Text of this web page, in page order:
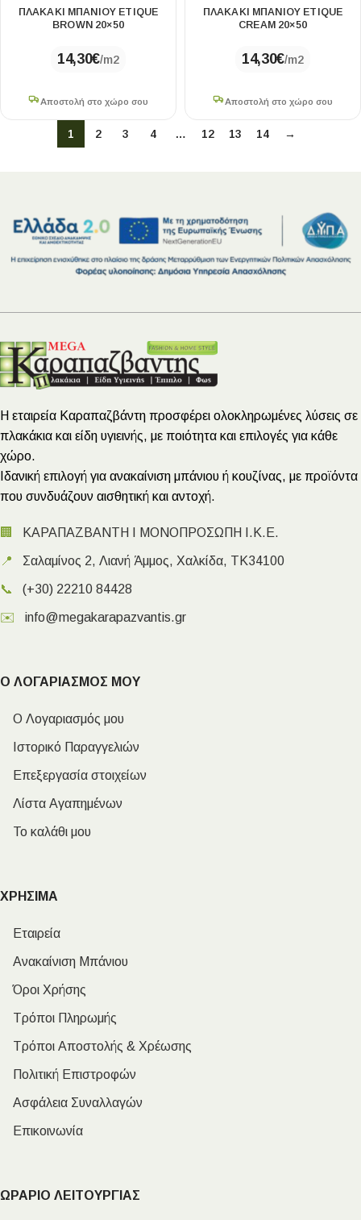
ΠΛΑΚΑΚΙ ΜΠΑΝΙΟΥ ETIQUE
BROWN 20×50
14,30€/m2
Αποστολή στο χώρο σου
ΠΛΑΚΑΚΙ ΜΠΑΝΙΟΥ ETIQUE
CREAM 20×50
14,30€/m2
Αποστολή στο χώρο σου
1 2 3 4 … 12 13 14 →
Η εταιρεία Καραπαζβάντη προσφέρει ολοκληρωμένες λύσεις σε
πλακάκια και είδη υγιεινής, με ποιότητα και επιλογές για κάθε
χώρο.
Ιδανική επιλογή για ανακαίνιση μπάνιου ή κουζίνας, με προϊόντα
που συνδυάζουν αισθητική και αντοχή.
🏢 ΚΑΡΑΠΑΖΒΑΝΤΗ Ι ΜΟΝΟΠΡΟΣΩΠΗ Ι.Κ.Ε.
📍 Σαλαμίνος 2, Λιανή Άμμος, Χαλκίδα, ΤΚ34100
📞 (+30) 22210 84428
✉️ info@megakarapazvantis.gr
Ο ΛΟΓΑΡΙΑΣΜΟΣ ΜΟΥ
Ο Λογαριασμός μου
Ιστορικό Παραγγελιών
Επεξεργασία στοιχείων
Λίστα Αγαπημένων
Το καλάθι μου
ΧΡΗΣΙΜΑ
Εταιρεία
Ανακαίνιση Μπάνιου
Όροι Χρήσης
Τρόποι Πληρωμής
Τρόποι Αποστολής & Χρέωσης
Πολιτική Επιστροφών
Ασφάλεια Συναλλαγών
Επικοινωνία
ΩΡΑΡΙΟ ΛΕΙΤΟΥΡΓΙΑΣ